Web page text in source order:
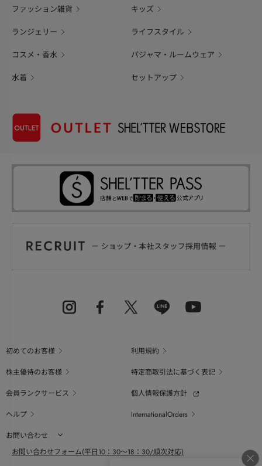
ファッション雑貨 キッズ
ランジェリー ライフスタイル
コスメ・香水 パジャマ・ルームウェア
水着 セットアップ
初めてのお客様
利用規約
株主優待のお客様
特定商取引法に基づく表記
会員ランクサービス
個人情報保護方針
ヘルプ
InternationalOrders
お問い合わせ
お問い合わせフォーム(平日10：30～18：30/順次対応)